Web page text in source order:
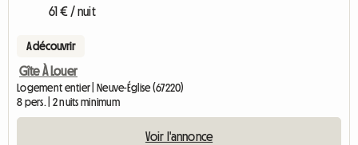
61 € / nuit
A découvrir
Gîte À Louer
Logement entier | Neuve-Église (67220)
8 pers. | 2 nuits minimum
Voir l'annonce